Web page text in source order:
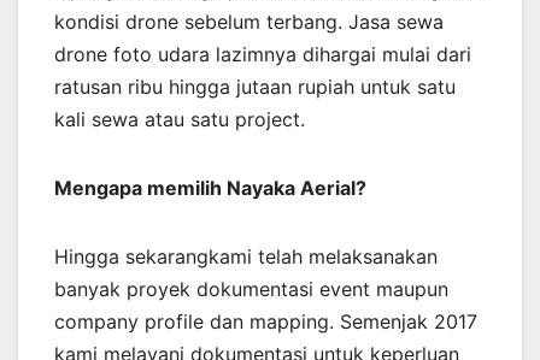
kondisi drone sebelum terbang. Jasa sewa
drone foto udara lazimnya dihargai mulai dari
ratusan ribu hingga jutaan rupiah untuk satu
kali sewa atau satu project.
Mengapa memilih Nayaka Aerial?
Hingga sekarangkami telah melaksanakan
banyak proyek dokumentasi event maupun
company profile dan mapping. Semenjak 2017
kami melayani dokumentasi untuk keperluan